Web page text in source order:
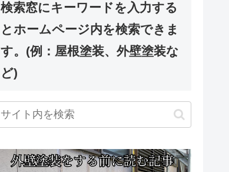
検索窓にキーワードを入力する
とホームページ内を検索できま
す。(例：屋根塗装、外壁塗装な
ど)